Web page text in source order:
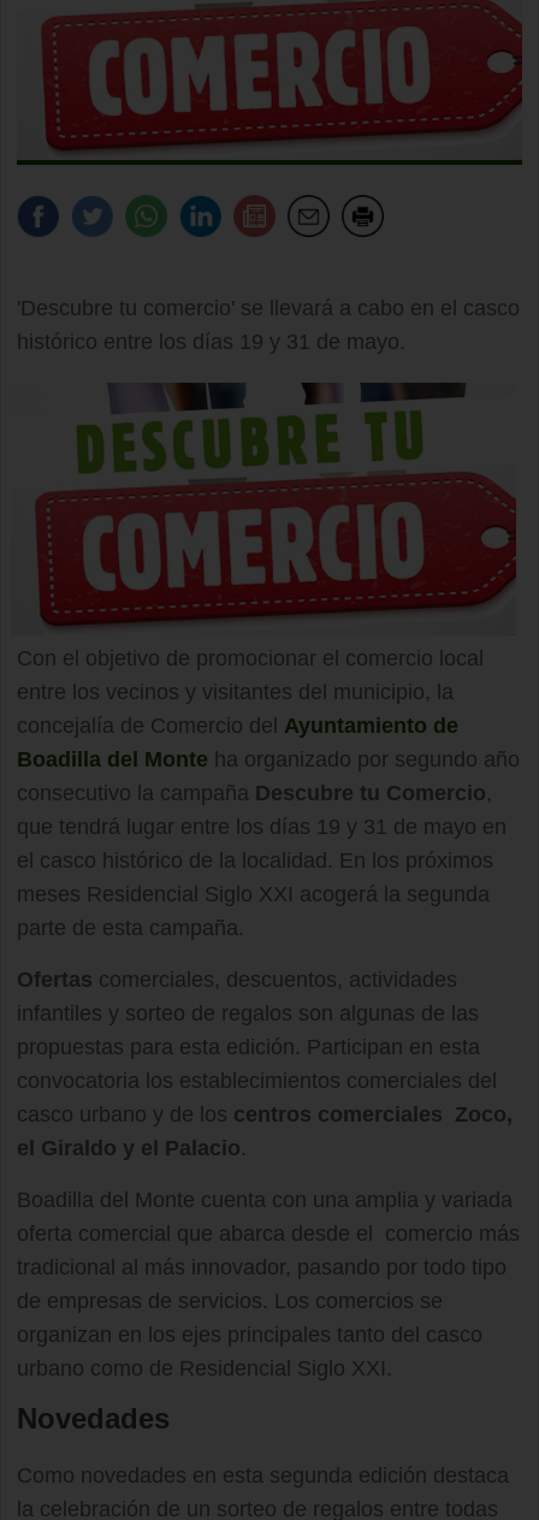
'Descubre tu comercio' se llevará a cabo en el casco
histórico entre los días 19 y 31 de mayo.
Con el objetivo de promocionar el comercio local
entre los vecinos y visitantes del municipio, la
concejalía de Comercio del Ayuntamiento de
Boadilla del Monte ha organizado por segundo año
consecutivo la campaña Descubre tu Comercio,
que tendrá lugar entre los días 19 y 31 de mayo en
el casco histórico de la localidad. En los próximos
meses Residencial Siglo XXI acogerá la segunda
parte de esta campaña.
Ofertas comerciales, descuentos, actividades
infantiles y sorteo de regalos son algunas de las
propuestas para esta edición. Participan en esta
convocatoria los establecimientos comerciales del
casco urbano y de los centros comerciales Zoco,
el Giraldo y el Palacio.
Boadilla del Monte cuenta con una amplia y variada
oferta comercial que abarca desde el comercio más
tradicional al más innovador, pasando por todo tipo
de empresas de servicios. Los comercios se
organizan en los ejes principales tanto del casco
urbano como de Residencial Siglo XXI.
Novedades
Como novedades en esta segunda edición destaca
la celebración de un sorteo de regalos entre todas